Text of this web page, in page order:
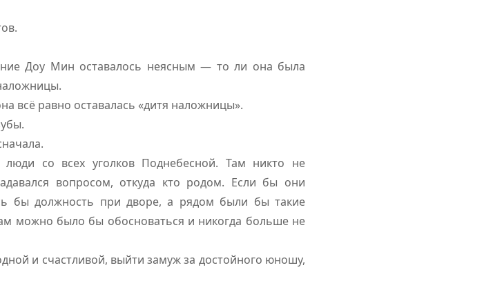
Доу Мин оставалось неясным — то ли она была
всё равно оставалась «дитя наложницы».
люди со всех уголков Поднебесной. Там никто не
вопросом, откуда кто родом. Если бы они
бы должность при дворе, а рядом были бы такие
можно было бы обосноваться и никогда больше не
и счастливой, выйти замуж за достойного юношу,